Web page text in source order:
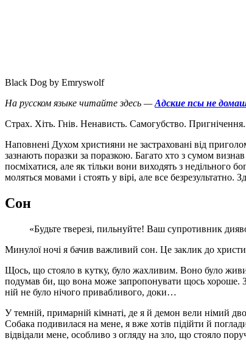
Black Dog by Emryswolf
На русском языке читайте здесь —Адские псы не
Страх. Хіть. Гнів. Ненависть. Самогубство. Пригнічення.
Наповнені Духом християни не застраховані від
зазнають поразки за поразкою. Багато хто з сумом
посміхатися, але як тільки вони виходять з недільного
моляться мовами і стоять у вірі, але все
Сон
«Будьте тверезі, пильнуйте! Ваш супротивник
Минулої ночі я бачив важливий сон. Це заклик до
Щось, що стояло в кутку, було жахливим. Воно було
подумав би, що вона може запропонувати щось хороше.
ній не було нічого привабливого, доки…
У темній, примарній кімнаті, де я й демон вели німий
Собака подивилася на мене, я вже хотів підійти й
відвідали мене, особливо з огляду на зло, що стояло